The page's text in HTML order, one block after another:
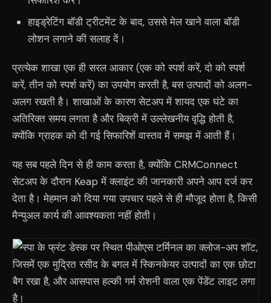
हाइड्रेटिंग बॉडी ट्रीटमेंट के बाद, उससे मेल खाने वाला बॉडी
लोशन लगाने की सलाह दें।
प्रत्येक शाखा एक ही सरल आकार (एक को स्पर्श करें, दो को स्पर्श
करें, तीन को स्पर्श करें) का उपयोग करती है, बस उत्पादों को अलग-
अलग रखती है। शाखाओं के कारण सेटअप में शायद एक घंटे का
अतिरिक्त समय लगता है और बिक्री में उल्लेखनीय वृद्धि होती है,
क्योंकि ग्राहक को दी गई सिफारिशें वास्तव में समझ में आती हैं।
यह सब पहले दिन से ही काम करता है, क्योंकि CRMConnect
सेटअप के दौरान Keap में क्लाइंट की जानकारी अपने आप दर्ज कर
देता है। मेहमान को दिया गया उपचार पहले से ही मौजूद होता है, किसी
मैन्युअल कार्य की आवश्यकता नहीं होती।